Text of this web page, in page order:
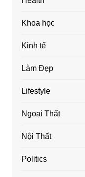
Khoa học
Kinh tế
Làm Đẹp
Lifestyle
Ngoại Thất
Nội Thất
Politics